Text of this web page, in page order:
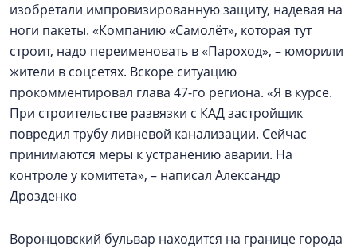
изобретали импровизированную защиту, надевая на
ноги пакеты. «Компанию «Самолёт», которая тут
строит, надо переименовать в «Пароход», – юморили
жители в соцсетях. Вскоре ситуацию
прокомментировал глава 47-го региона. «Я в курсе.
При строительстве развязки с КАД застройщик
повредил трубу ливневой канализации. Сейчас
принимаются меры к устранению аварии. На
контроле у комитета», – написал Александр
Дрозденко
Воронцовский бульвар находится на границе города